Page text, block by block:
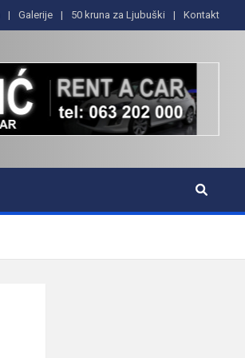
Galerije 50 kruna za Ljubuški Kontakt